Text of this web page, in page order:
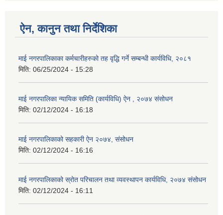
ऐन, कानुन तथा निर्देशिका
माई नगरपालिकाका कर्मचारीहरुको तह वृद्धि गर्ने सम्बन्धी कार्यविधि, २०८१
मिति: 06/25/2024 - 15:28
माई नगरपालिका न्यायिक समिति (कार्यविधि) ऐन , २०७४ संसोधन
मिति: 02/12/2024 - 16:18
माई नगरपालिकाको सहकारी ऐन २०७४, संसोधन
मिति: 02/12/2024 - 16:16
माई नगरपालिकाको स्रोत परिचालन तथा व्यवस्थापन कार्यविधि, २०७४ संसोधन
मिति: 02/12/2024 - 16:11